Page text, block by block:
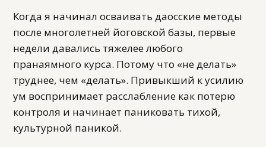
Когда я начинал осваивать даосские методы
после многолетней йоговской базы, первые
недели давались тяжелее любого
пранаямного курса. Потому что «не делать»
труднее, чем «делать». Привыкший к усилию
ум воспринимает расслабление как потерю
контроля и начинает паниковать тихой,
культурной паникой.